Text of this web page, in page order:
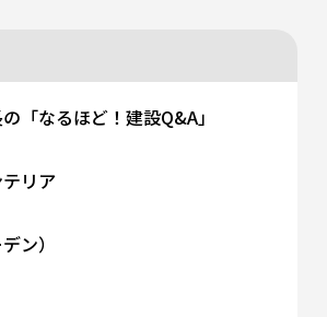
「なるほど！建設Q&A」
リア
ン）